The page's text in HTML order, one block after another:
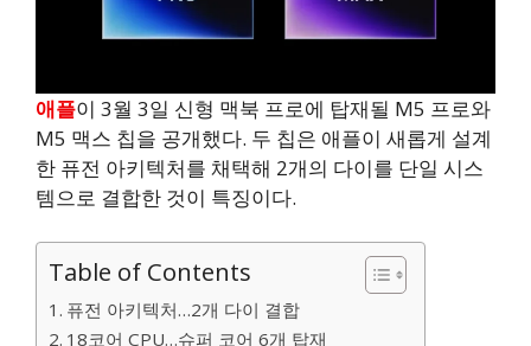
애플이 3월 3일 신형 맥북 프로에 탑재될 M5 프로와
M5 맥스 칩을 공개했다. 두 칩은 애플이 새롭게 설계
한 퓨전 아키텍처를 채택해 2개의 다이를 단일 시스
템으로 결합한 것이 특징이다.
Table of Contents
퓨전 아키텍처…2개 다이 결합
18코어 CPU…슈퍼 코어 6개 탑재